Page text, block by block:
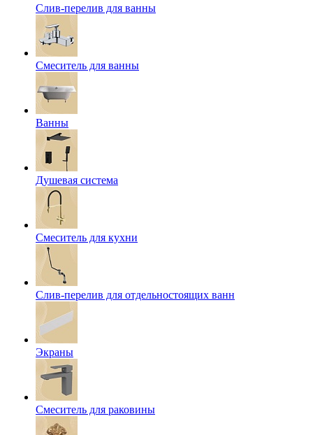
Слив-перелив для ванны
Смеситель для ванны
Ванны
Душевая система
Смеситель для кухни
Слив-перелив для отдельностоящих ванн
Экраны
Смеситель для раковины